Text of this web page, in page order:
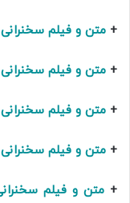
+ متن و فیلم
+ متن و فیلم
+ متن و فیلم
+ متن و فیلم
+ متن و فیلم